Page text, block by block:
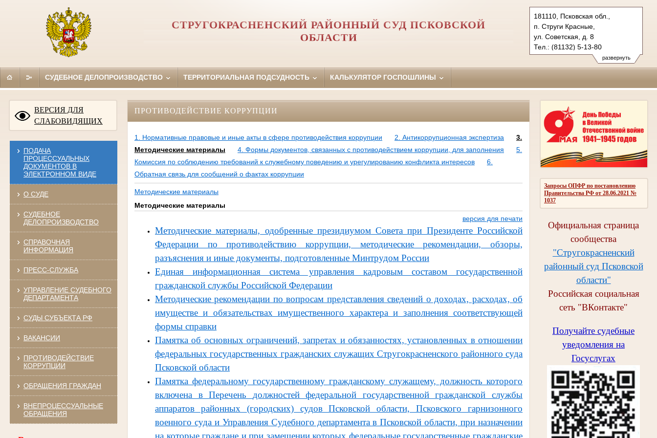
развернуть
181110, Псковская обл.,
п. Струги Красные,
ул. Советская, д. 8
Тел.: (81132) 5-13-80
2-13-98
strugokrasnensky.psk@sudrf.ru
СТРУГОКРАСНЕНСКИЙ РАЙОННЫЙ СУД ПСКОВСКОЙ
ОБЛАСТИ
СУДЕБНОЕ ДЕЛОПРОИЗВОДСТВО ТЕРРИТОРИАЛЬНАЯ ПОДСУДНОСТЬ КАЛЬКУЛЯТОР ГОСПОШЛИНЫ
ВЕРСИЯ ДЛЯ
СЛАБОВИДЯЩИХ
ПОДАЧА
ПРОЦЕССУАЛЬНЫХ
ДОКУМЕНТОВ В
ЭЛЕКТРОННОМ ВИДЕ
О СУДЕ
СУДЕБНОЕ
ДЕЛОПРОИЗВОДСТВО
СПРАВОЧНАЯ
ИНФОРМАЦИЯ
ПРЕСС-СЛУЖБА
УПРАВЛЕНИЕ СУДЕБНОГО
ДЕПАРТАМЕНТА
СУДЫ СУБЪЕКТА РФ
ВАКАНСИИ
ПРОТИВОДЕЙСТВИЕ
КОРРУПЦИИ
ОБРАЩЕНИЯ ГРАЖДАН
ВНЕПРОЦЕССУАЛЬНЫЕ
ОБРАЩЕНИЯ
Запросы ОПФР по постановлению
Правительства РФ от 28.06.2021 №
1037
Официальная страница
сообщества
"Стругокрасненский
районный суд Псковской
области"
Российская социальная
сеть "ВКонтакте"
Получайте судебные
уведомления на
Госуслугах
ПРОТИВОДЕЙСТВИЕ КОРРУПЦИИ
1. Нормативные правовые и иные акты в сфере противодействия коррупции 2. Антикоррупционная экспертиза
3.
Методические материалы
4. Формы документов, связанных с противодействием коррупции, для заполнения
5.
Комиссия по соблюдению требований к служебному поведению и урегулированию конфликта интересов
6.
Обратная связь для сообщений о фактах коррупции
Методические материалы
Методические материалы
версия для печати
Методические материалы, одобренные президиумом Совета при Президенте Российской
Федерации по противодействию коррупции, методические рекомендации, обзоры,
разъяснения и иные документы, подготовленные Минтрудом России
Единая информационная система управления кадровым составом государственной
гражданской службы Российской Федерации
Методические рекомендации по вопросам представления сведений о доходах, расходах, об
имуществе и обязательствах имущественного характера и заполнения соответствующей
формы справки
Памятка об основных ограничений, запретах и обязанностях, установленных в отношении
федеральных государственных гражданских служащих Стругокрасненского районного суда
Псковской области
Памятка федеральному государственному гражданскому служащему, должность которого
включена вПеречень должностей федеральной государственной гражданской службы
аппаратов районных (городских) судов Псковской области, Псковского гарнизонного
военного суда и Управления Судебного департамента в Псковской области, при назначении
на которыеграждане и при замещении которых федеральные государственные гражданские